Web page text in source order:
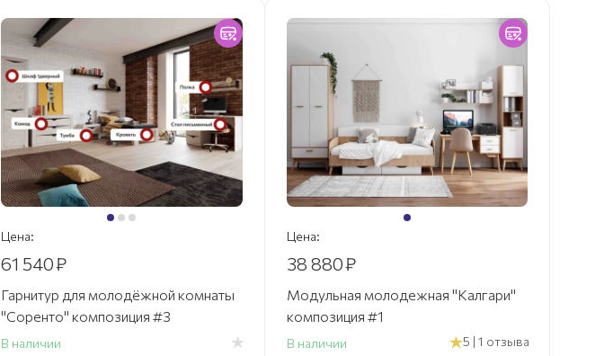
Цена:
61 540₽
Гарнитур для молодёжной комнаты
"Соренто" композиция #3
В наличии
Цена:
38 880₽
Модульная молодежная "Калгари"
композиция #1
В наличии 5 | 1 отзыва